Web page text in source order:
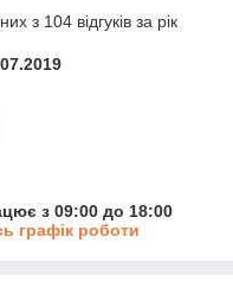
з 104 відгуків за рік
з 09:00 до 18:00
графік роботи